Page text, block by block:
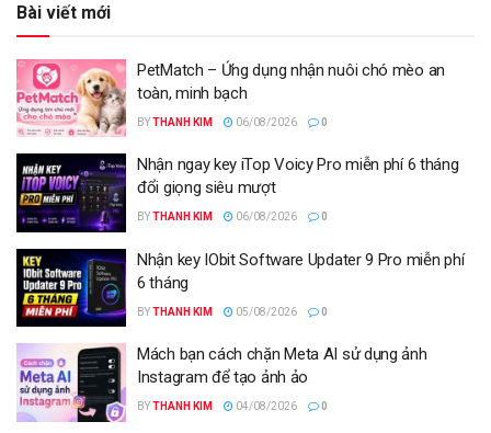
Bài viết mới
PetMatch – Ứng dụng nhận nuôi chó mèo an
toàn, minh bạch
BYTHANH KIM 06/08/2026 0
Nhận ngay key iTop Voicy Pro miễn phí 6 tháng
đổi giọng siêu mượt
BYTHANH KIM 06/08/2026 0
Nhận key IObit Software Updater 9 Pro miễn phí
6 tháng
BYTHANH KIM 05/08/2026 0
Mách bạn cách chặn Meta AI sử dụng ảnh
Instagram để tạo ảnh ảo
BYTHANH KIM 04/08/2026 0